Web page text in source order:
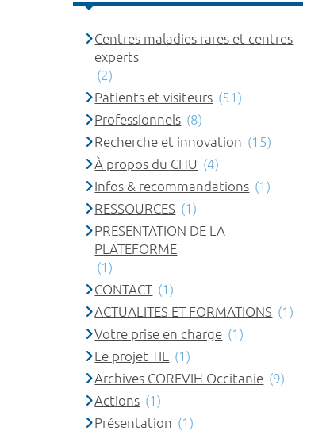
Centres maladies rares et centres
experts
(2)
Patients et visiteurs (51)
Professionnels (8)
Recherche et innovation (15)
À propos du CHU (4)
Infos & recommandations (1)
RESSOURCES (1)
PRESENTATION DE LA
PLATEFORME
(1)
CONTACT (1)
ACTUALITES ET FORMATIONS (1)
Votre prise en charge (1)
Le projet TIE (1)
Archives COREVIH Occitanie (9)
Actions (1)
Présentation (1)